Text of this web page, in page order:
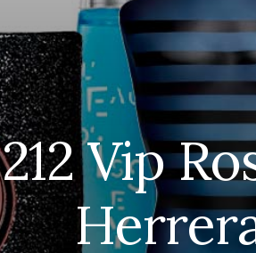
212 Vip